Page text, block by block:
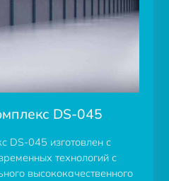
DS-045
DS-045 изготовлен с
технологий с
высококачественного